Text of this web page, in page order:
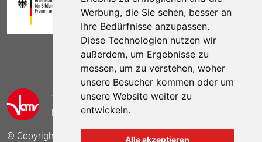
Werbung, die Sie sehen, besser an
Ihre Bedürfnisse anzupassen.
Diese Technologien nutzen wir
außerdem, um Ergebnisse zu
messen, um zu verstehen, woher
unsere Besucher kommen oder um
unsere Website weiter zu
entwickeln.
Alle akzeptieren
Telefon:(030) 69 59 78 6
E-Mail:
kontakt (at) vamv.de
© Copyright 2024 VAMV Bundesverband e.V.